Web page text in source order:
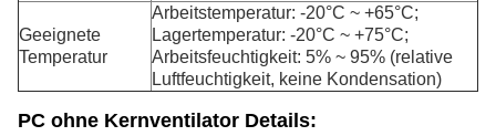
Geeignete
Temperatur
Arbeitstemperatur: -20°C ~ +65°C;
Lagertemperatur: -20°C ~ +75°C;
Arbeitsfeuchtigkeit: 5% ~ 95% (relative
Luftfeuchtigkeit, keine Kondensation)
PC ohne Kernventilator Details: